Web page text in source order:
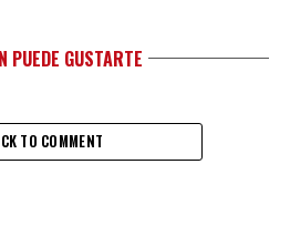
PUEDE GUSTARTE
TO COMMENT